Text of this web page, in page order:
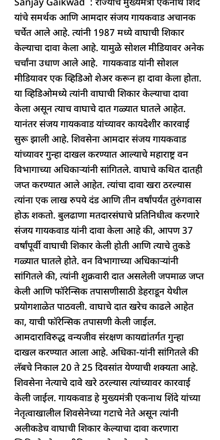
c
e
b
o
o
k
at
s
A
p
p
k
e
dI
n
re
a
d
s
e
g
ra
m
ar
e
Sanjay Gaikwad : राज्याचे मुख्यमंत्री एकनाथ शिंदे
यांचे समर्थक आणि आमदार संजय गायकवाड अचानक
चर्चेत आले आहे. त्यांनी 1987 मध्ये वाघाची शिकार
केल्याचा दावा केला आहे. यामुळे सोशल मीडियावर अनेक
चर्चांना उधाण आले आहे. गायकवाड यांनी सोशल
मीडियावर एक व्हिडिओ शेअर करून हा दावा केला होता.
या व्हिडिओमध्ये त्यांनी वाघाची शिकार केल्याचा दावा
केला असून त्याच वाघाचे दात गळ्यात घातले आहेत.
यानंतर संजय गायकवाड यांच्यावर कायदेशीर कारवाई
सुरू झाली आहे. शिवसेना आमदार संजय गायकवाड
यांच्यावर गुन्हा दाखल करण्यात आल्याचे महाराष्ट्र वन
विभागाच्या अधिकाऱ्यांनी सांगितले. वाघाचे कथित दातही
जप्त करण्यात आले आहेत. त्यांचा दावा खरा ठरल्यास
त्यांना एक लाख रुपये दंड आणि तीन वर्षांपर्यंत तुरुंगवास
होऊ शकतो. बुलढाणा मतदारसंघाचे प्रतिनिधीत्व करणारे
संजय गायकवाड यांनी दावा केला आहे की, आपण 37
वर्षांपूर्वी वाघाची शिकार केली होती आणि त्याचे तुकडे
गळ्यात घातले होते. वन विभागाच्या अधिकाऱ्यांनी
सांगितले की, त्यांनी शुक्रवारी दात असलेली जपमाळ जप्त
केली आणि फॉरेन्सिक तपासणीसाठी डेहराडून येथील
प्रयोगशाळेत पाठवली. वाघाचे दात खरेच काढले आहेत
का, याची फॉरेन्सिक तपासणी केली जाईल.
आमदाराविरुद्ध वन्यजीव संरक्षण कायद्यांतर्गत गुन्हा
दाखल करण्यात आला आहे. अधिका-यांनी सांगितले की
लॅबचे निकाल 20 ते 25 दिवसांत येण्याची शक्यता आहे.
शिवसेना नेत्याचे दावे खरे ठरल्यास त्यांच्यावर कारवाई
केली जाईल. गायकवाड हे मुख्यमंत्री एकनाथ शिंदे यांच्या
नेतृत्वाखालील शिवसेनेच्या गटाचे नेते असून त्यांनी
अलीकडेच वाघाची शिकार केल्याचा दावा करणारा